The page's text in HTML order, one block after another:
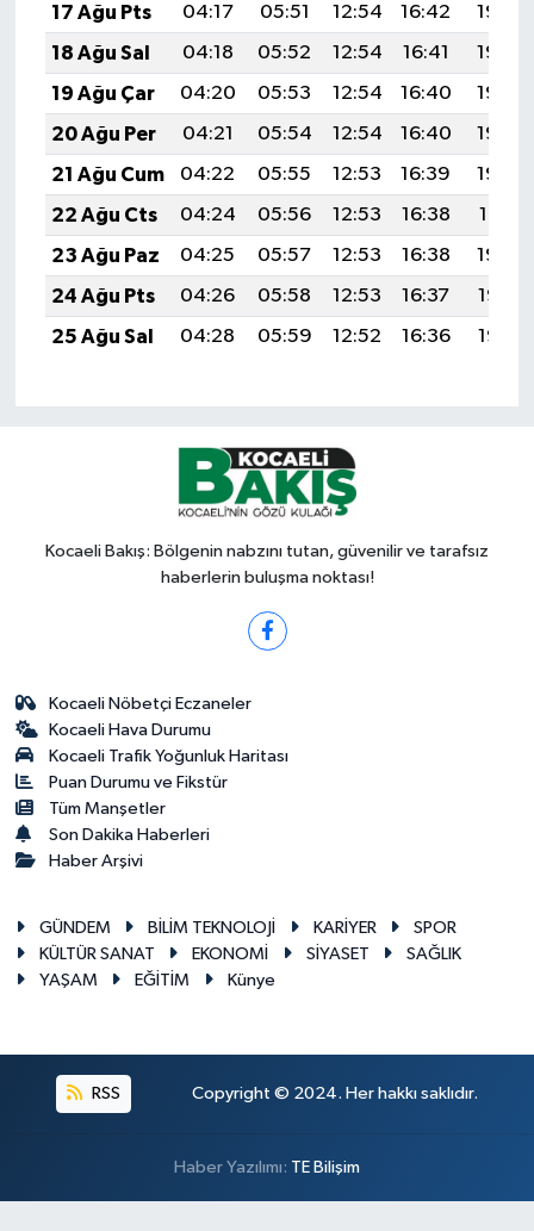
17 Ağu Pts
04:17 05:51 12:54 16:42
19:48
18 Ağu Sal
04:18 05:52 12:54 16:41
19:46
19 Ağu Çar
04:20 05:53 12:54 16:40
19:45
20 Ağu Per
04:21 05:54 12:54 16:40
19:43
21 Ağu Cum
04:22 05:55 12:53 16:39
19:42
22 Ağu Cts
04:24 05:56 12:53 16:38
19:41
23 Ağu Paz
04:25 05:57 12:53 16:38
19:39
24 Ağu Pts
04:26 05:58 12:53 16:37
19:38
25 Ağu Sal
04:28 05:59 12:52 16:36 19:36
Kocaeli Bakış: Bölgenin nabzını tutan, güvenilir ve tarafsız
haberlerin buluşma noktası!
Kocaeli Nöbetçi Eczaneler
Kocaeli Hava Durumu
Kocaeli Trafik Yoğunluk Haritası
Puan Durumu ve Fikstür
Tüm Manşetler
Son Dakika Haberleri
Haber Arşivi
GÜNDEM BİLİM TEKNOLOJİ KARİYER
SPOR
KÜLTÜR SANAT
EKONOMİ SİYASET
SAĞLIK
YAŞAM
EĞİTİM Künye
RSS Copyright © 2024. Her hakkı saklıdır.
Haber Yazılımı: TE Bilişim